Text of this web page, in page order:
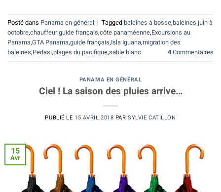
Posté dans Panama en général | Taggedbaleines à bosse,baleines juin à
octobre,chauffeur guide français,côte panaméenne,Excursions au
Panama,GTA Panama,guide français,Isla Iguana,migration des
baleines,Pedasi,plages du pacifique,sable blanc 4Commentaires
PANAMA EN GÉNÉRAL
Ciel ! La saison des pluies arrive…
PUBLIÉ LE 15 AVRIL 2018 PARSYLVIE CATILLON
15
Avr